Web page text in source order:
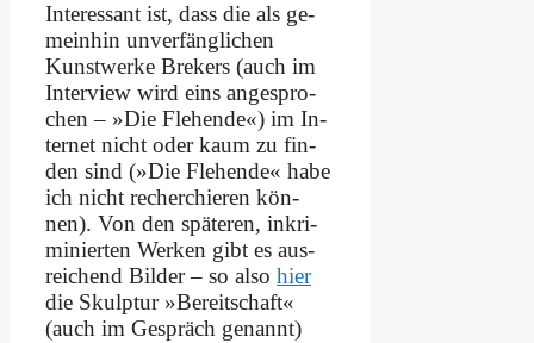
In­ter­es­sant ist, dass die als ge­
mein­hin un­ver­fäng­li­chen
Kunst­wer­ke Bre­kers (auch im
In­ter­view wird eins an­ge­spro­
chen – »Die Fle­hen­de«) im In­
ter­net nicht oder kaum zu fin­
den sind (»Die Fle­hen­de« ha­be
ich nicht re­cher­chie­ren kön­
nen). Von den spä­te­ren, in­kri­
mi­nier­ten Wer­ken gibt es aus­
rei­chend Bil­der – so al­so hier
die Skulp­tur »Be­reit­schaft«
(auch im Ge­spräch ge­nannt)